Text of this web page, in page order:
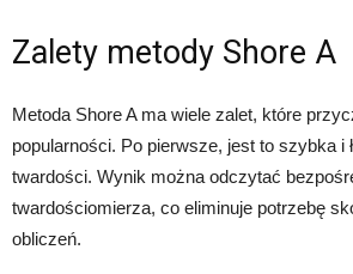
Zalety metody Shore A
Metoda Shore A ma wiele zalet, które
popularności. Po pierwsze, jest to szybka i
twardości. Wynik można odczytać
twardościomierza, co eliminuje potrzebę
obliczeń.